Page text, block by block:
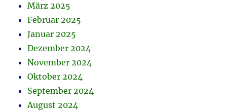
März 2025
Februar 2025
Januar 2025
Dezember 2024
November 2024
Oktober 2024
September 2024
August 2024